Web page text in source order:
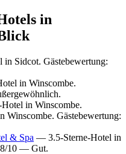
in
Sidcot. Gästebewertung:
in Winscombe.
in Winscombe.
Gästebewertung:
& Spa — 3.5-Sterne-Hotel in
10 — Gut.